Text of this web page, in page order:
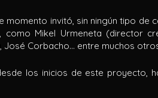
momento invitó, sin ningún tipo de
como Mikel Urmeneta (director
José Corbacho… entre muchos
los inicios de este proyecto,